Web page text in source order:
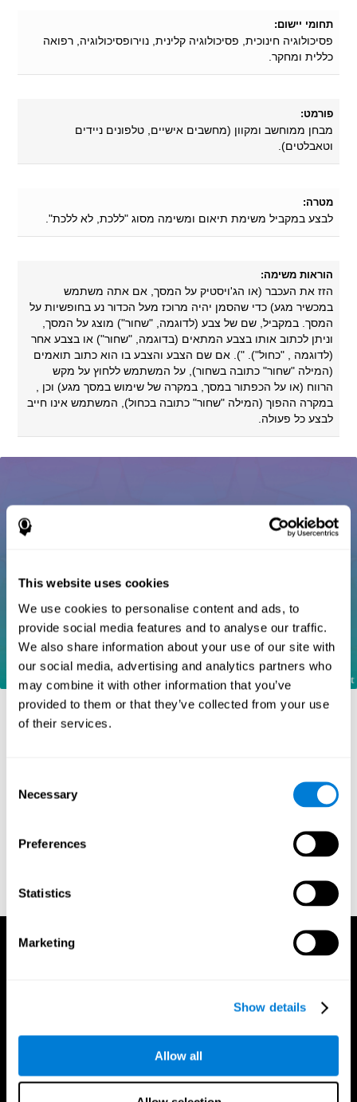
This website uses cookies
We use cookies to personalise content and ads, to
provide social media features and to analyse our traffic.
We also share information about your use of our site with
our social media, advertising and analytics partners who
may combine it with other information that you’ve
provided to them or that they’ve collected from your use
of their services.
Selection
Necessary
Preferences
Statistics
Marketing
Show details
Allow all
תחומי יישום:
פסיכולוגיה חינוכית, פסיכולוגיה קלינית, נוירופסיכולוגיה, רפואה
כללית ומחקר.
פורמט:
מבחן ממוחשב ומקוון (מחשבים אישיים, טלפונים ניידים
וטאבלטים).
מטרה:
לבצע במקביל משימת תיאום ומשימה מסוג "ללכת, לא ללכת".
הוראות משימה:
הזז את העכבר (או הג'ויסטיק על המסך, אם אתה משתמש
במכשיר מגע) כדי שהסמן יהיה מרוכז מעל הכדור נע בחופשיות על
המסך. במקביל, שם של צבע (לדוגמה, "שחור") מוצג על המסך,
וניתן לכתוב אותו בצבע המתאים (בדוגמה, "שחור") או בצבע אחר
(לדוגמה , "כחול"). "). אם שם הצבע והצבע בו הוא כתוב תואמים
(המילה "שחור" כתובה בשחור), על המשתמש ללחוץ על מקש
הרווח (או על הכפתור במסך, במקרה של שימוש במסך מגע) וכן ,
במקרה ההפוך (המילה "שחור" כתובה בכחול), המשתמש אינו חייב
לבצע כל פעולה.
Greenberg, L. M., Kindschi, C. L., & Corman, C. L. (1996).
TOVA test of variables of attention: clinical guide. St. Paul, MN:
Stroop, J. R (1935). Studies of interference in serial verbal
reactions. Journal of experimental psychology, 18(6), 643.
Whiteside A., A synopsis of the Vienna Test System: A computer
aided psychological diagnosis. JOPED, 2002, 5 (1), 41–50.